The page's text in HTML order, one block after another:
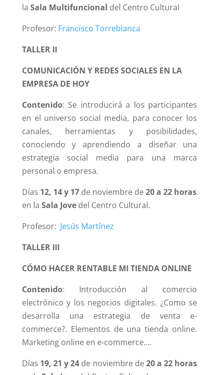
la Sala Multifuncional del Centro Cultural
Profesor: Francisco Torreblanca
TALLER II
COMUNICACIÓN Y REDES SOCIALES EN LA
EMPRESA DE HOY
Contenido: Se introducirá a los participantes
en el universo social media, para conocer los
canales, herramientas y posibilidades,
conociendo y aprendiendo a diseñar una
estrategia social media para una marca
personal o empresa.
Días 12, 14 y 17de noviembre de20 a 22 horas
en la Sala Jovedel Centro Cultural.
Profesor: Jesús Martínez
TALLER III
CÓMO HACER RENTABLE MI TIENDA ONLINE
Contenido: Introducción al comercio
electrónico y los negocios digitales. ¿Como se
desarrolla una estrategia de venta e-
commerce?. Elementos de una tienda online.
Marketing online en e-commerce….
Días 19, 21 y 24 de noviembre de20 a 22 horas